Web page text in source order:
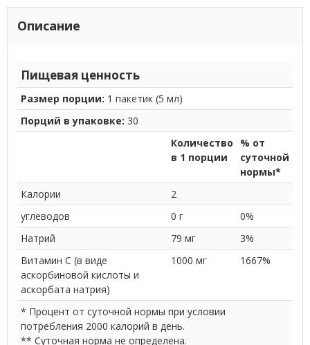
Описание
Пищевая ценность
Размер порции: 1 пакетик (5 мл)
Порций в упаковке: 30
Количество
в 1 порции
% от
суточной
нормы*
Калории
2
углеводов
0 г
0%
Натрий
79 мг
3%
Витамин C (в виде
аскорбиновой кислоты и
аскорбата натрия)
1000 мг 1667%
* Процент от суточной нормы при условии
потребления 2000 калорий в день.
** Суточная норма не определена.